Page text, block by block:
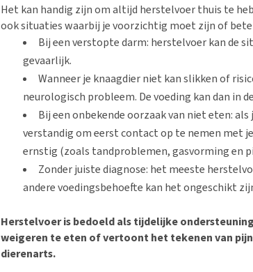
Het kan handig zijn om altijd herstelvoer thuis te
ook situaties waarbij je voorzichtig moet zijn of
Bij een verstopte darm: herstelvoer kan de
gevaarlijk.
Wanneer je knaagdier niet kan slikken of
neurologisch probleem. De voeding kan dan in
Bij een onbekende oorzaak van niet eten:
verstandig om eerst contact op te nemen met
ernstig (zoals tandproblemen, gasvorming en
Zonder juiste diagnose: het meeste
andere voedingsbehoefte kan het ongeschikt
Herstelvoer is bedoeld als tijdelijke
weigeren te eten of vertoont het tekenen van
dierenarts.